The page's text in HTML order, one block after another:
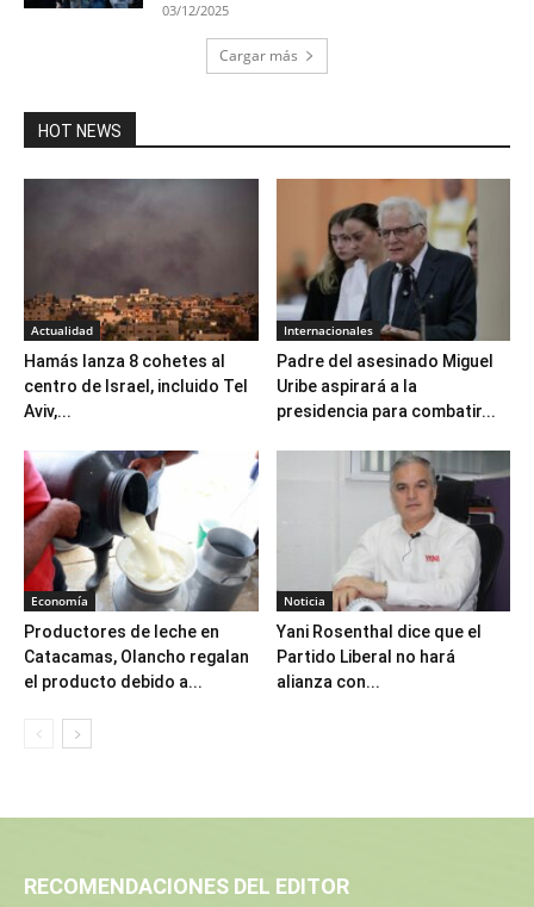
03/12/2025
Cargar más
HOT NEWS
Actualidad
Hamás lanza 8 cohetes al
centro de Israel, incluido Tel
Aviv,...
Internacionales
Padre del asesinado Miguel
Uribe aspirará a la
presidencia para combatir...
Economía
Productores de leche en
Catacamas, Olancho regalan
el producto debido a...
Noticia
Yani Rosenthal dice que el
Partido Liberal no hará
alianza con...
RECOMENDACIONES DEL EDITOR